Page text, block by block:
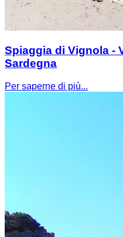
Spiaggia di Vignola -
Sardegna
Per saperne di più...